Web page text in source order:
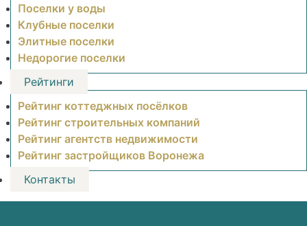
Поселки у воды
Клубные поселки
Элитные поселки
Недорогие поселки
Рейтинги
Рейтинг коттеджных посёлков
Рейтинг строительных компаний
Рейтинг агентств недвижимости
Рейтинг застройщиков Воронежа
Контакты